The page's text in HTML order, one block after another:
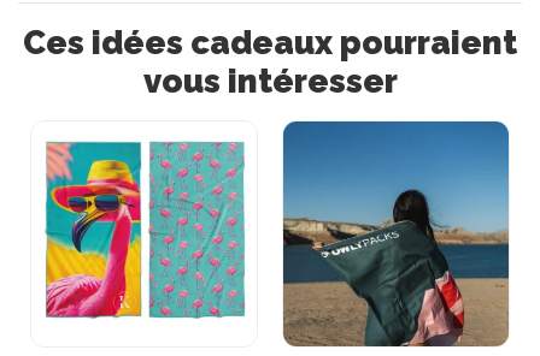
Ces idées cadeaux pourraient
vous intéresser